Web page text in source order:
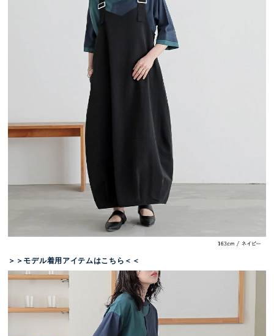
＞＞モデル着用アイテムはこちら＜＜